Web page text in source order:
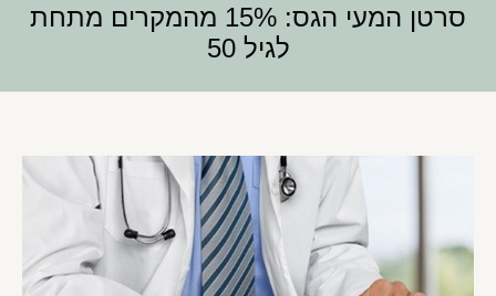
סרטן המעי הגס: 15% מהמקרים מתחת
לגיל 50